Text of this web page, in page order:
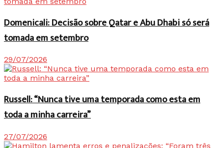
Domenicali: Decisão sobre Qatar e Abu Dhabi só será
tomada em setembro
29/07/2026
Russell: “Nunca tive uma temporada como esta em
toda a minha carreira”
27/07/2026